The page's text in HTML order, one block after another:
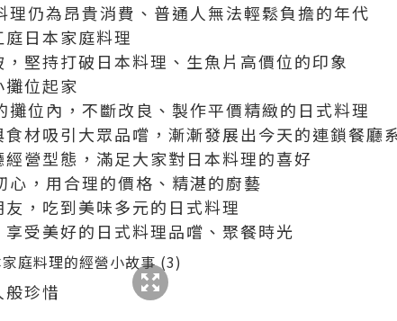
理仍為昂貴消費、普通人無法輕鬆負擔的年代
日本家庭料理
堅持打破日本料理、生魚片高價位的印象
位起家
位內，不斷改良、製作平價精緻的日式料理
材吸引大眾品嚐，漸漸發展出今天的連鎖餐廳
營型態，滿足大家對日本料理的喜好
心，用合理的價格、精湛的廚藝
，吃到美味多元的日式料理
受美好的日式料理品嚐、聚餐時光
珍惜